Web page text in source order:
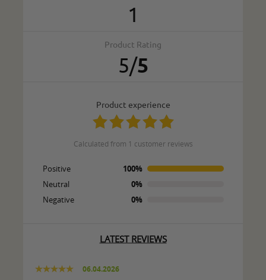
1
Product Rating
5/5
product experience
calculated from 1 customer reviews
Positive
100%
Neutral
0%
Negative
0%
LATEST REVIEWS
06.04.2026